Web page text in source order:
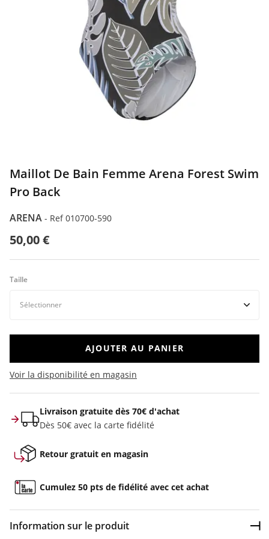
Maillot De Bain Femme Arena Forest Swim
Pro Back
ARENA - Ref 010700-590
50,00 €
Taille
AJOUTER AU PANIER
Voir la disponibilité en magasin
Livraison gratuite dès 70€ d'achat
Dès 50€ avec la carte fidélité
Retour gratuit en magasin
Cumulez 50 pts de fidélité avec cet achat
Information sur le produit